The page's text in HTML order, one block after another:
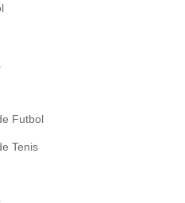
Futbol
Tenis